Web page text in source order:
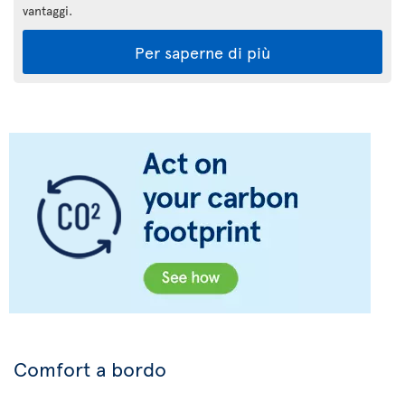
vantaggi.
Per saperne di più
Comfort a bordo